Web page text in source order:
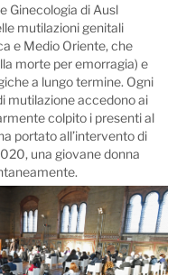
Ginecologia di Ausl
mutilazioni genitali
e Medio Oriente, che
morte per emorragia) e
a lungo termine. Ogni
mutilazione accedono ai
colpito i presenti al
portato all’intervento di
una giovane donna